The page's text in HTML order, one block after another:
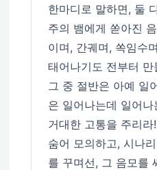
한마디로 말하면, 둘
주의 뱀에게 쏟아진
이며, 간궤며, 쏙임수
태어나기도 전부터
그 중 절반은 아예 일
은 일어나는데 일어
거대한 고통을 주리
숨어 모의하고, 시나
를 꾸며선, 그 음모를